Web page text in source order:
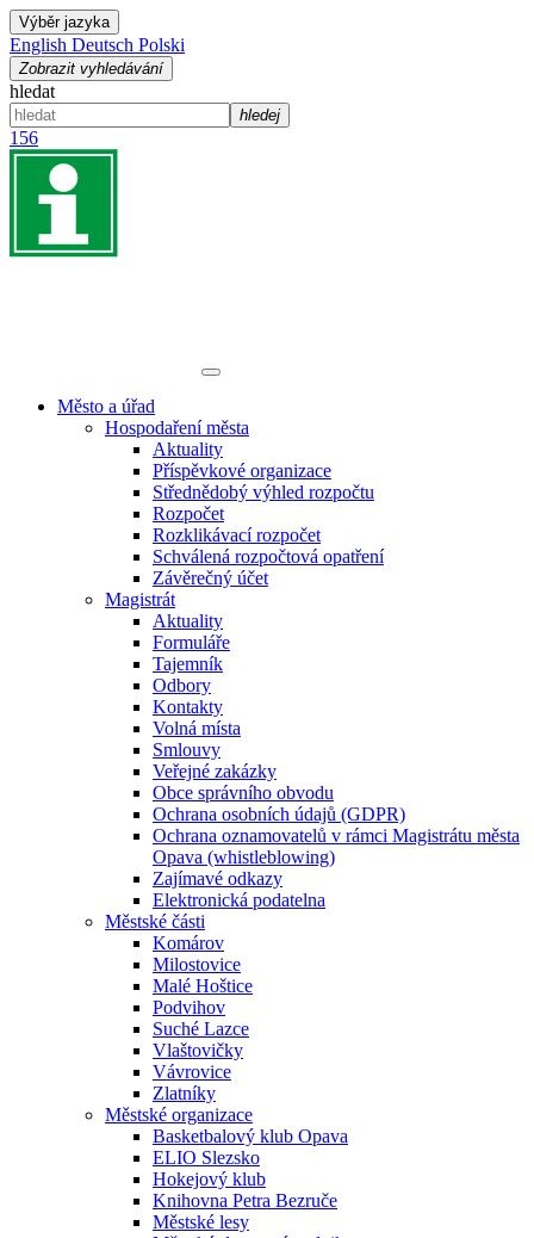
Výběr jazyka
English Deutsch Polski
Zobrazit vyhledávání
hledat
hledej
156
Město a úřad
Hospodaření města
Aktuality
Příspěvkové organizace
Střednědobý výhled rozpočtu
Rozpočet
Rozklikávací rozpočet
Schválená rozpočtová opatření
Závěrečný účet
Magistrát
Aktuality
Formuláře
Tajemník
Odbory
Kontakty
Volná místa
Smlouvy
Veřejné zakázky
Obce správního obvodu
Ochrana osobních údajů (GDPR)
Ochrana oznamovatelů v rámci Magistrátu města
Opava (whistleblowing)
Zajímavé odkazy
Elektronická podatelna
Městské části
Komárov
Milostovice
Malé Hoštice
Podvihov
Suché Lazce
Vlaštovičky
Vávrovice
Zlatníky
Městské organizace
Basketbalový klub Opava
ELIO Slezsko
Hokejový klub
Knihovna Petra Bezruče
Městské lesy